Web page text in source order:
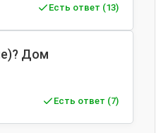
Есть ответ (13)
Дом
Есть ответ (7)